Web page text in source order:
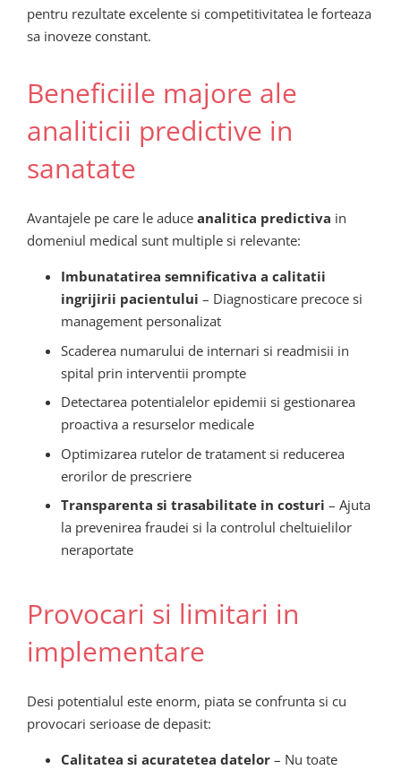
pentru rezultate excelente si competitivitatea le forteaza
sa inoveze constant.
Beneficiile majore ale
analiticii predictive in
sanatate
Avantajele pe care le aduce analitica predictiva in
domeniul medical sunt multiple si relevante:
Imbunatatirea semnificativa a calitatii
ingrijirii pacientului – Diagnosticare precoce si
management personalizat
Scaderea numarului de internari si readmisii in
spital prin interventii prompte
Detectarea potentialelor epidemii si gestionarea
proactiva a resurselor medicale
Optimizarea rutelor de tratament si reducerea
erorilor de prescriere
Transparenta si trasabilitate in costuri – Ajuta
la prevenirea fraudei si la controlul cheltuielilor
neraportate
Provocari si limitari in
implementare
Desi potentialul este enorm, piata se confrunta si cu
provocari serioase de depasit:
Calitatea si acuratetea datelor– Nu toate